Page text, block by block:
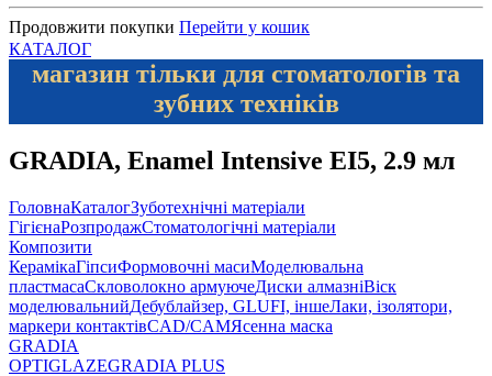
Продовжити покупки Перейти у кошик
КАТАЛОГ
магазин тільки для стоматологів та
зубних техніків
GRADIA, Enamel Intensive EI5, 2.9 мл
ГоловнаКаталогЗуботехнічні матеріали
ГігієнаРозпродажСтоматологічні матеріали
Композити
КерамікаГіпсиФормовочні масиМоделювальна
пластмасаСкловолокно армуючеДиски алмазніВіск
моделювальнийДебублайзер, GLUFI, іншеЛаки, ізолятори,
маркери контактівCAD/CAMЯсенна маска
GRADIA
OPTIGLAZEGRADIA PLUS